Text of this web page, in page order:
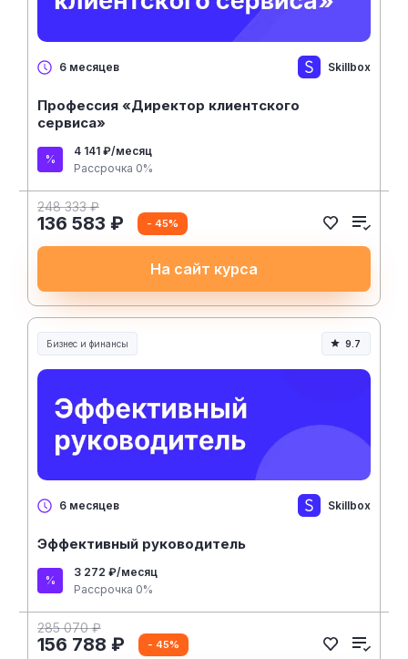
6 месяцев Skillbox
Профессия «Директор клиентского
сервиса»
4 141 ₽/месяц
Рассрочка 0%
248 333 ₽
136 583 ₽ - 45%
На сайт курса
Бизнес и финансы 9.7
6 месяцев Skillbox
Эффективный руководитель
3 272 ₽/месяц
Рассрочка 0%
285 070 ₽
156 788 ₽ - 45%